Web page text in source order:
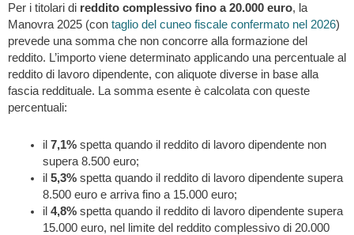
Per i titolari di reddito complessivo fino a 20.000 euro, la
Manovra 2025 (con taglio del cuneo fiscale confermato nel 2026)
prevede una somma che non concorre alla formazione del
reddito. L’importo viene determinato applicando una percentuale al
reddito di lavoro dipendente, con aliquote diverse in base alla
fascia reddituale. La somma esente è calcolata con queste
percentuali:
il 7,1%spetta quando il reddito di lavoro dipendente non
supera 8.500 euro;
il 5,3%spetta quando il reddito di lavoro dipendente supera
8.500 euro e arriva fino a 15.000 euro;
il 4,8%spetta quando il reddito di lavoro dipendente supera
15.000 euro, nel limite del reddito complessivo di 20.000